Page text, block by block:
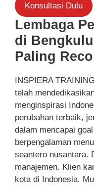
Konsultasi Dulu
Lembaga
di
Paling
INSPIERA
telah
menginspirasi
perubahan terbaik,
dalam mencapai
berpengalaman
seantero nusantara.
manajemen. Klien
kota di Indonesia.